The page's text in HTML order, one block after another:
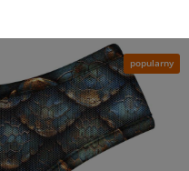
popularny